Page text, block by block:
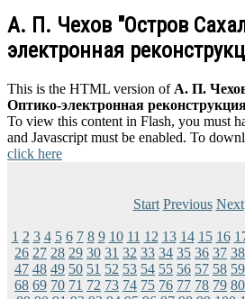
А. П. Чехов "Остров
электронная
This is the HTML version of А. П.
Оптико-электронная
To view this content in Flash, you must
and Javascript must be enabled. To
click here
Start Previous Next
1 2 3 4 5 6 7 8 9 10 11 12 13 14 15 16
26 27 28 29 30 31 32 33 34 35 36 37 38
47 48 49 50 51 52 53 54 55 56 57 58 59
68 69 70 71 72 73 74 75 76 77 78 79 80